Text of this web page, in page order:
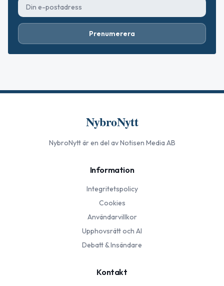
Prenumerera
NybroNytt
NybroNyttär en del av Notisen Media AB
Information
Integritetspolicy
Cookies
Användarvillkor
Upphovsrätt och AI
Debatt & Insändare
Kontakt